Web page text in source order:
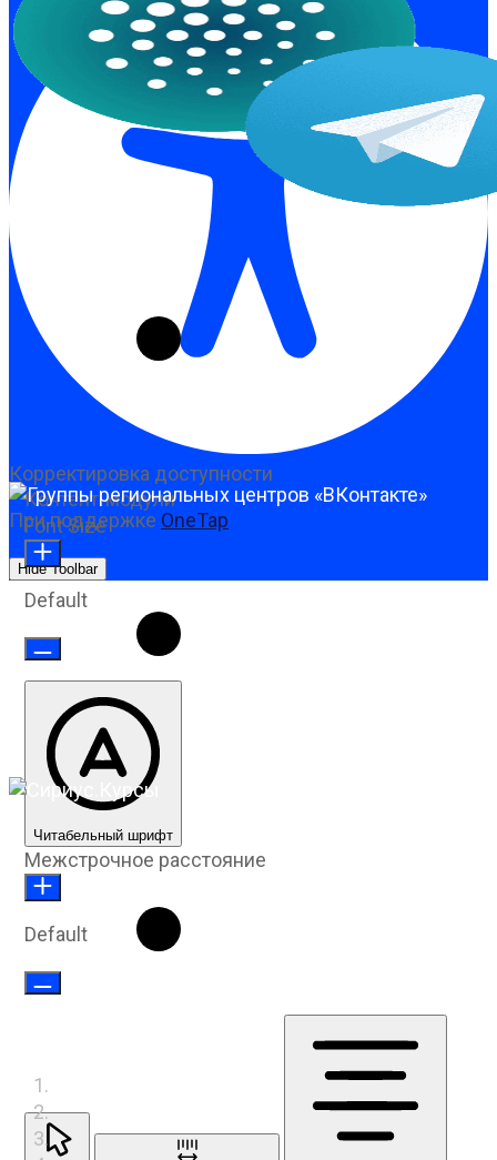
Корректировка доступности
При поддержке OneTap
Hide Toolbar
Контент-модули
Font Size
Default
Читабельный шрифт
Межстрочное расстояние
Default